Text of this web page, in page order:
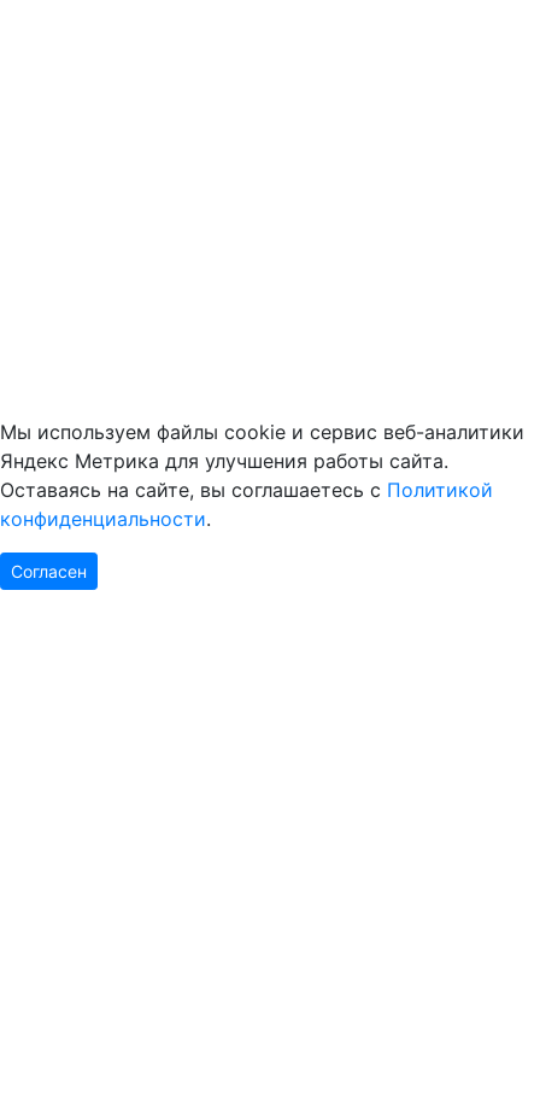
Мы используем файлы cookie и сервис веб-аналитики
Яндекс Метрика для улучшения работы сайта.
Оставаясь на сайте, вы соглашаетесь с Политикой
конфиденциальности.
Согласен